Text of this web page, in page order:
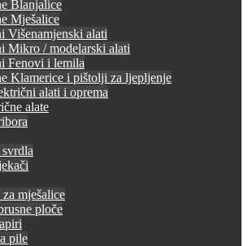
Blanjalice
Mješalice
Višenamjenski alati
Mikro / modelarski alati
Fenovi i lemila
Klamerice i pištolji za ljepljenje
alati i oprema
alate
mješalice
ploče
pile